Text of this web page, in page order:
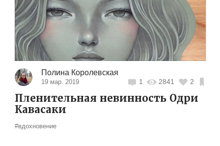
Полина Королевская
19 мар. 2019 1 2841 2
Пленительная невинность Одри
Кавасаки
#вдохновение